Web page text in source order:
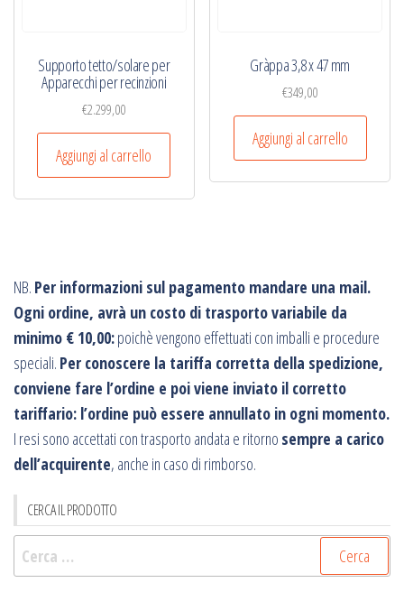
Supporto tetto/solare per
Apparecchi per recinzioni
€2.299,00
Aggiungi al carrello
Gràppa 3,8 x 47 mm
€349,00
Aggiungi al carrello
NB. Per informazioni sul pagamento mandare una mail.
Ogni ordine, avrà un costo di trasporto variabile da
minimo € 10,00:poichè vengono effettuati con imballi e procedure
speciali. Per conoscere la tariffa corretta della spedizione,
conviene fare l’ordine e poi viene inviato il corretto
tariffario: l’ordine può essere annullato in ogni momento.
I resi sono accettati con trasporto andata e ritorno sempre a carico
dell’acquirente, anche in caso di rimborso.
CERCA IL PRODOTTO
Ricerca
per: